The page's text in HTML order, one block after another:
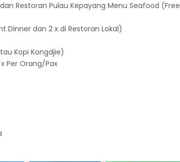
Restoran Pulau Kepayang Menu Seafood (Free
Dinner dan 2 x di Restoran Lokal)
Kopi Kongdjie)
Per Orang/Pax